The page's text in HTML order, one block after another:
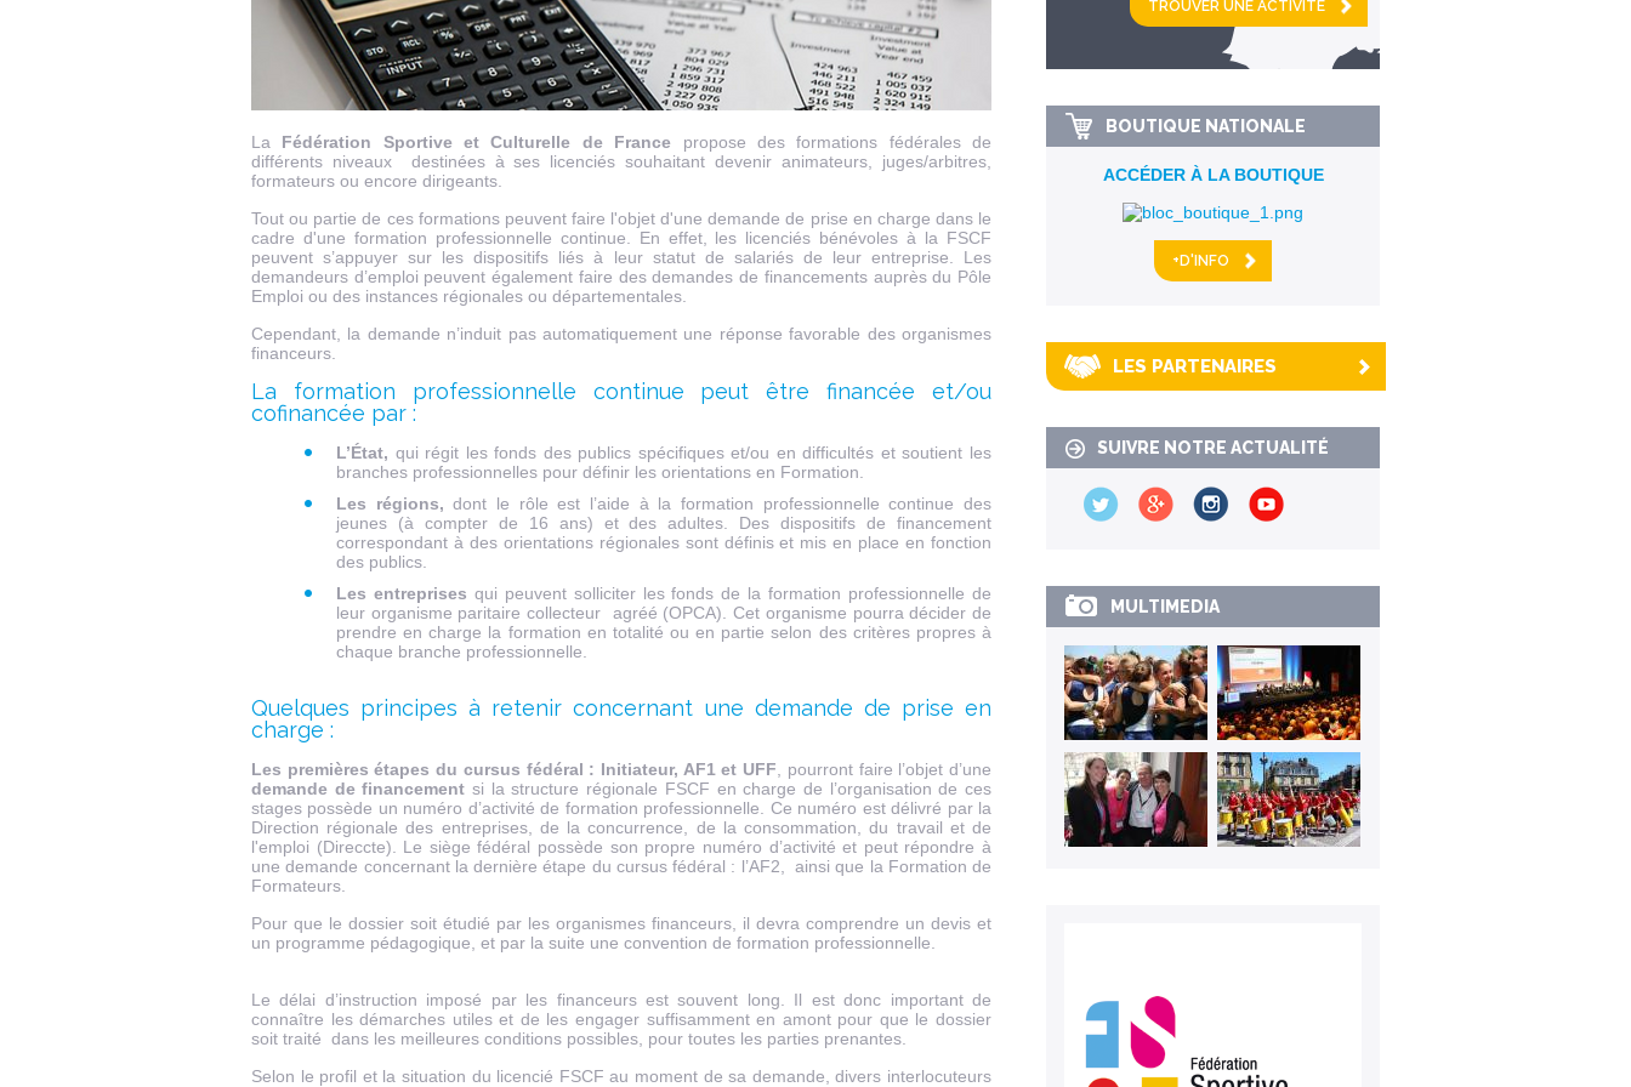
La Fédération Sportive et Culturelle de France propose des formations fédérales de
différents niveaux destinées à ses licenciés souhaitant devenir animateurs, juges/arbitres,
formateurs ou encore dirigeants.
Tout ou partie de ces formations peuvent faire l'objet d'une demande de prise en charge dans le
cadre d'une formation professionnelle continue. En effet, les licenciés bénévoles à la FSCF
peuvent s’appuyer sur les dispositifs liés à leur statut de salariés de leur entreprise. Les
demandeurs d’emploi peuvent également faire des demandes de financements auprès du Pôle
Emploi ou des instances régionales ou départementales.
Cependant, la demande n’induit pas automatiquement une réponse favorable des organismes
financeurs.
La formation professionnelle continue peut être financée et/ou
cofinancée par :
L’État, qui régit les fonds des publics spécifiques et/ou en difficultés et soutient les
branches professionnelles pour définir les orientations en Formation.
Les régions, dont le rôle est l’aide à la formation professionnelle continue des
jeunes (à compter de 16 ans) et des adultes. Des dispositifs de financement
correspondant à des orientations régionales sont définis et mis en place en fonction
des publics.
Les entreprises qui peuvent solliciter les fonds de la formation professionnelle de
leur organisme paritaire collecteur agréé (OPCA). Cet organisme pourra décider de
prendre en charge la formation en totalité ou en partie selon des critères propres à
chaque branche professionnelle.
Quelques principes à retenir concernant une demande de prise en
charge :
Les premières étapes du cursus fédéral : Initiateur, AF1 et UFF , pourront faire l’objet d’une
demande de financement si la structure régionale FSCF en charge de l’organisation de ces
stages possède un numéro d’activité de formation professionnelle. Ce numéro est délivré par la
Direction régionale des entreprises, de la concurrence, de la consommation, du travail et de
l'emploi (Direccte). Le siège fédéral possède son propre numéro d’activité et peut répondre à
une demande concernant la dernière étape du cursus fédéral : l’AF2, ainsi que la Formation de
Formateurs.
Pour que le dossier soit étudié par les organismes financeurs, il devra comprendre un devis et
un programme pédagogique, et par la suite une convention de formation professionnelle.
Le délai d’instruction imposé par les financeurs est souvent long. Il est donc important de
connaître les démarches utiles et de les engager suffisamment en amont pour que le dossier
soit traité dans les meilleures conditions possibles, pour toutes les parties prenantes.
Selon le profil et la situation du licencié FSCF au moment de sa demande, divers interlocuteurs
km alentour
BOUTIQUE NATIONALE
ACCÉDER À LA BOUTIQUE
+D'INFO
LES PARTENAIRES
SUIVRE NOTRE ACTUALITÉ
MULTIMEDIA